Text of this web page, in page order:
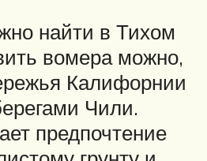
найти в Тихом
вомера можно,
Калифорнии
Чили.
предпочтение